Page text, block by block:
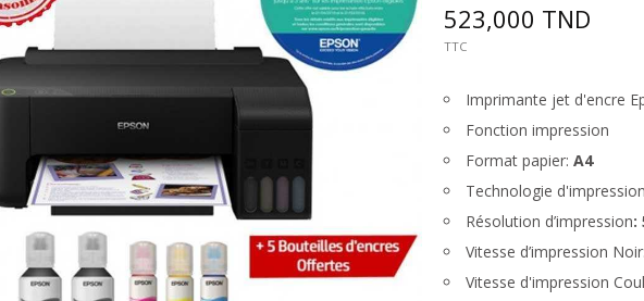
523,000 TND
TTC
Imprimante jet d'encre
Fonction impression
Format papier: A4
Technologie
Résolution d’impression:
Vitesse d’impression Noir:
Vitesse d'impression